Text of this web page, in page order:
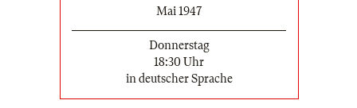
Mai 1947
Donnerstag
18:30 Uhr
in deutscher Sprache